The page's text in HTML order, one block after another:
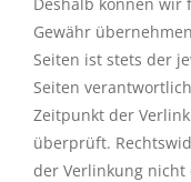
Gewähr
Seiten ist stets der
Seiten
Zeitpunkt der
überprüft.
der Verlinkung nicht